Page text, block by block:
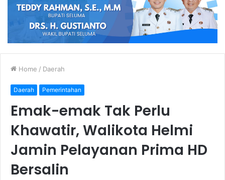
Home / Daerah
Daerah Pemerintahan
Emak-emak Tak Perlu
Khawatir, Walikota Helmi
Jamin Pelayanan Prima HD
Bersalin